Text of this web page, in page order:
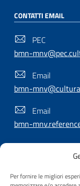
Per fornire le migliori
CONTATTI EMAIL
PEC
bmn-
Email
bmn-
Email
bmn-